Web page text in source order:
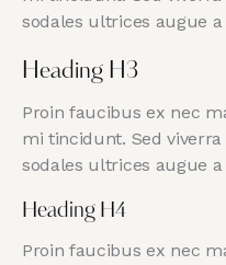
sodales ultrices augue
Heading H3
Proin faucibus ex nec
mi tincidunt. Sed viverra
sodales ultrices augue
Heading H4
Proin faucibus ex nec